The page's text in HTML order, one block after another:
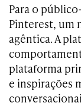
Para o
Pinterest, um
agêntica. A
plataforma
e inspirações